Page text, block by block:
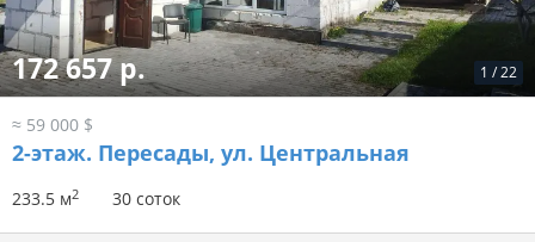
1 /22
172 657 р.
≈ 59 000 $
2-этаж. Пересады, ул. Центральная
233.5 м2 30 соток